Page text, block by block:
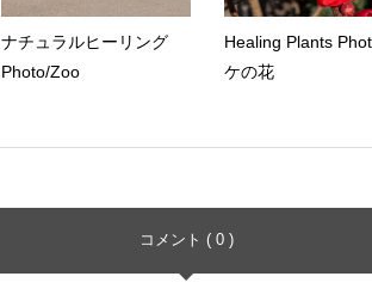
ナチュラルヒーリング
Photo/Zoo
Healing Plants
ケの花
コメント ( 0 )